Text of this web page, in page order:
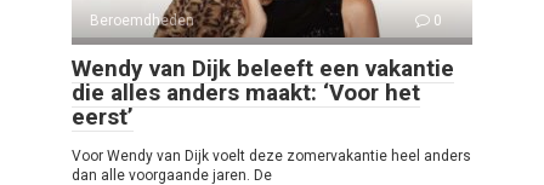
Beroemdheden 0
Wendy van Dijk beleeft een vakantie
die alles anders maakt: ‘Voor het
eerst’
Voor Wendy van Dijk voelt deze zomervakantie heel anders
dan alle voorgaande jaren. De